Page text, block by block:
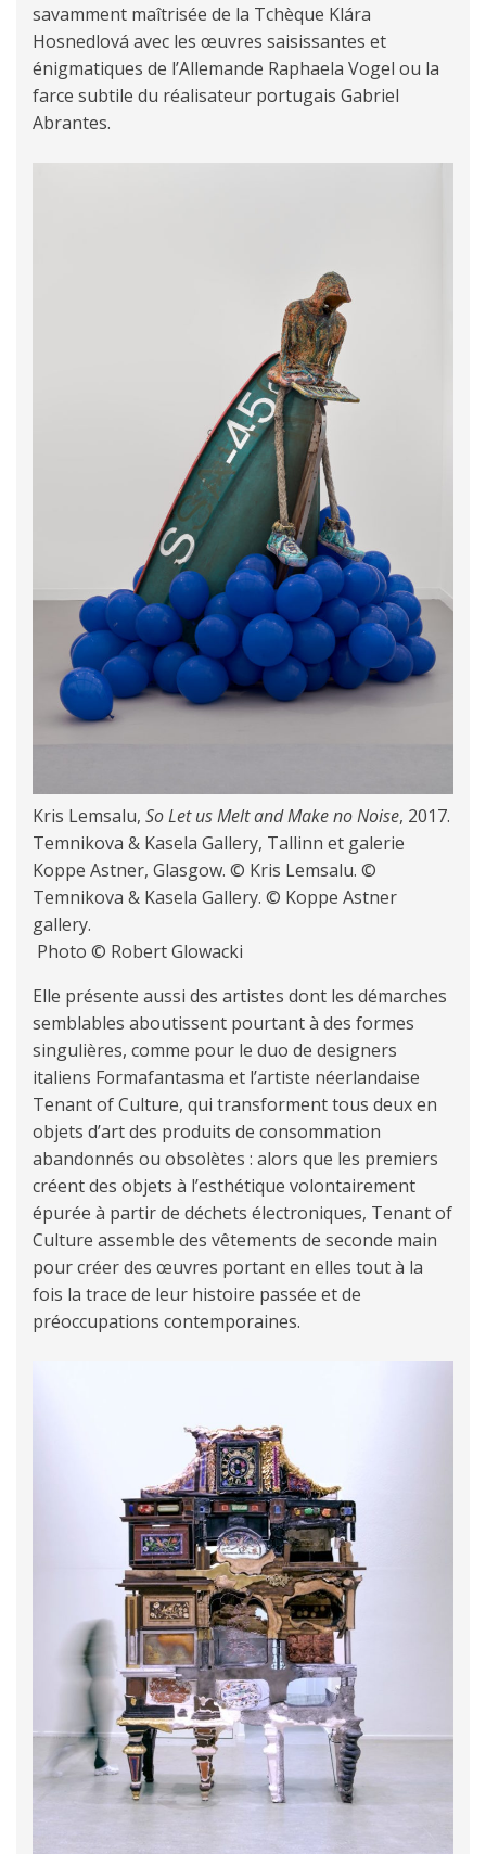
savamment maîtrisée de la Tchèque Klára
Hosnedlová avec les œuvres saisissantes et
énigmatiques de l’Allemande Raphaela Vogel ou la
farce subtile du réalisateur portugais Gabriel
Abrantes.
Kris Lemsalu, So Let us Melt and Make no Noise, 2017.
Temnikova & Kasela Gallery, Tallinn et galerie
Koppe Astner, Glasgow. © Kris Lemsalu. ©
Temnikova & Kasela Gallery. © Koppe Astner
gallery.
Photo © Robert Glowacki
Elle présente aussi des artistes dont les démarches
semblables aboutissent pourtant à des formes
singulières, comme pour le duo de designers
italiens Formafantasma et l’artiste néerlandaise
Tenant of Culture, qui transforment tous deux en
objets d’art des produits de consommation
abandonnés ou obsolètes : alors que les premiers
créent des objets à l’esthétique volontairement
épurée à partir de déchets électroniques, Tenant of
Culture assemble des vêtements de seconde main
pour créer des œuvres portant en elles tout à la
fois la trace de leur histoire passée et de
préoccupations contemporaines.